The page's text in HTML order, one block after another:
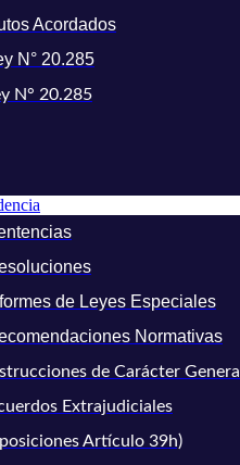
Acordados
N° 20.285
N° 20.285
de Leyes Especiales
Normativas
de Carácter General
Extrajudiciales
Artículo 39h)